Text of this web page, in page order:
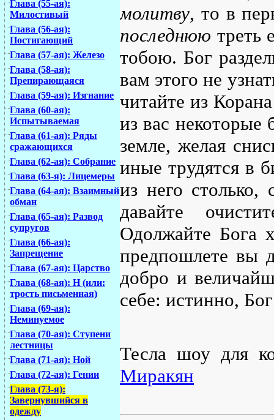
Глава (55-ая):
Милостивый
Глава (56-ая):
Постигающий
Глава (57-ая): Железо
Глава (58-ая):
Препирающаяся
Глава (59-ая): Изгнание
Глава (60-ая):
Испытываемая
Глава (61-ая): Ряды
сражающихся
Глава (62-ая): Собрание
Глава (63-я): Лицемеры
Глава (64-ая): Взаимный
обман
Глава (65-ая): Развод
супругов
Глава (66-ая):
Запрещение
Глава (67-ая): Царство
Глава (68-ая): Н (или:
трость письменная)
Глава (69-ая):
Неминуемое
Глава (70-ая): Ступени
лестницы
Глава (71-ая): Ной
Глава (72-ая): Гении
Глава (73-я):
Завернувшийся в
одежду
молитву, то в
последнюю треть
тобою. Бог
вам этого не
читайте из
из вас некоторые
земле, желая
иные трудятся в
из него столько,
давайте
Одолжайте Бога
предпошлете вы
добро и
себе: истинно,
Тесла шоу для
Миракян